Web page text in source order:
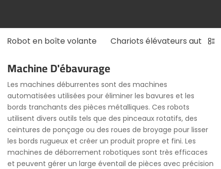
Robot en boîte volante Chariots élévateurs
Machine D'ébavurage
Les machines déburrentes sont des machines
automatisées utilisées pour éliminer les bavures et les
bords tranchants des pièces métalliques. Ces robots
utilisent divers outils tels que des pinceaux rotatifs, des
ceintures de ponçage ou des roues de broyage pour lisser
les bords rugueux et créer un produit propre et fini. Les
machines de déborrement robotiques sont très efficaces
et peuvent gérer un large éventail de pièces avec précision